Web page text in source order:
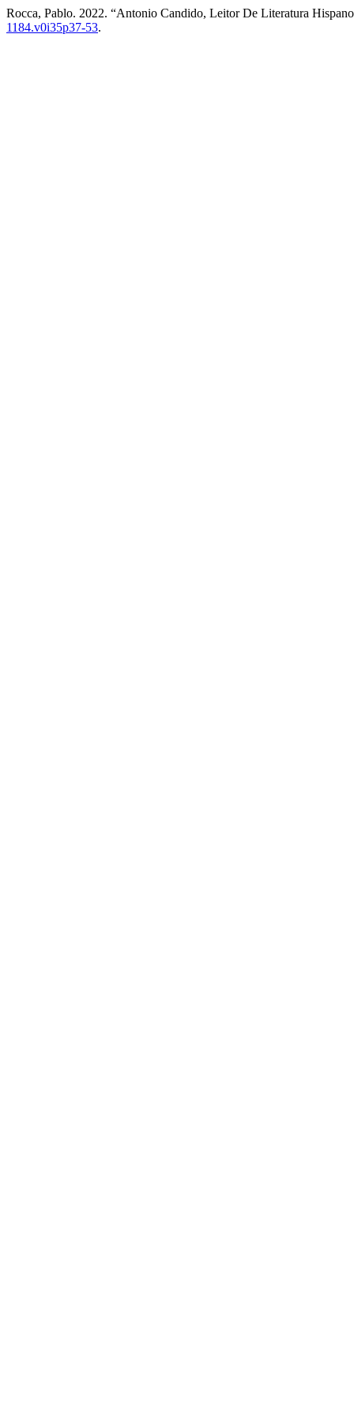
Rocca, Pablo. 2022. “Antonio Candido, Leitor De Literatura
1184.v0i35p37-53.